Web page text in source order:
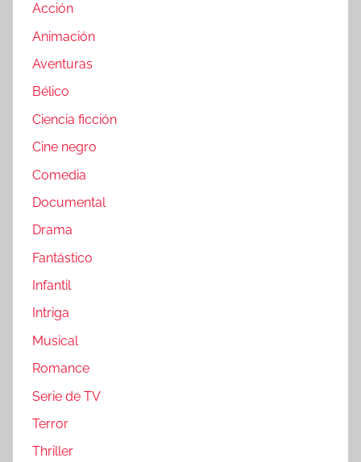
Acción
Animación
Aventuras
Bélico
Ciencia ficción
Cine negro
Comedia
Documental
Drama
Fantástico
Infantil
Intriga
Musical
Romance
Serie de TV
Terror
Thriller